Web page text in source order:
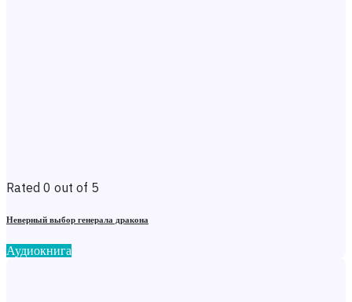
Rated 0 out of 5
Неверный выбор генерала дракона
Аудиокнига